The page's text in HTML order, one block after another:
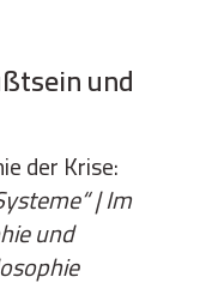
und
der Krise:
| Im
und